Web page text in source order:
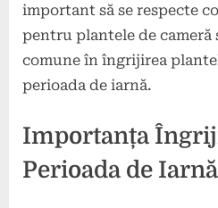
important să se respecte
pentru plantele de cameră
comune în îngrijirea
perioada de iarnă.
Importanța
Perioada de Iarnă